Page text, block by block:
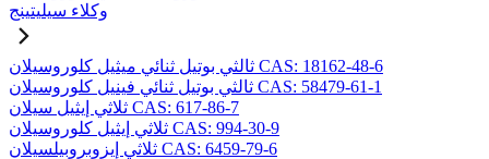
وكلاء سيليتينج
ثالثي بوتيل ثنائي ميثيل كلوروسيلان CAS: 18162-48-6
ثالثي بوتيل ثنائي فينيل كلوروسيلان CAS: 58479-61-1
ثلاثي إيثيل سيلان CAS: 617-86-7
ثلاثي إيثيل كلوروسيلان CAS: 994-30-9
ثلاثي إيزوبروبيلسيلان CAS: 6459-79-6